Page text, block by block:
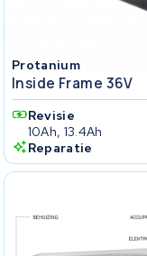
Protanium
Inside Frame 36V
Revisie
10Ah, 13.4Ah
Reparatie